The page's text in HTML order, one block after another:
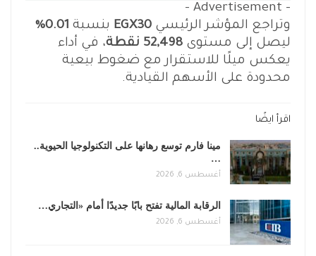
- Advertisement -
وتراجع المؤشر الرئيسي EGX30 بنسبة 0.01%
ليصل إلى مستوى 52,498 نقطة
، في أداء
يعكس ميلًا للاستقرار مع ضغوط بيعية
محدودة على الأسهم القيادية.
اقرأ ايضًا
مينا فارم توسع رهانها على التكنولوجيا الحيوية..
…
أغسطس 6, 2026
الرقابة المالية تفتح بابًا جديدًا أمام «التجاري…
أغسطس 6, 2026